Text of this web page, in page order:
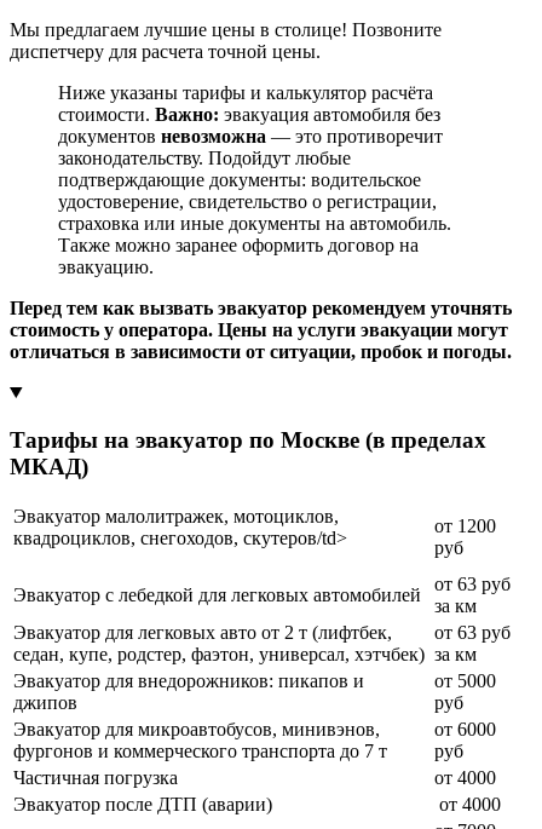
Мы предлагаем лучшие цены в столице! Позвоните
диспетчеру для расчета точной цены.
Ниже указаны тарифы и калькулятор расчёта
стоимости. Важно: эвакуация автомобиля без
документов невозможна — это противоречит
законодательству. Подойдут любые
подтверждающие документы: водительское
удостоверение, свидетельство о регистрации,
страховка или иные документы на автомобиль.
Также можно заранее оформить договор на
эвакуацию.
Перед тем как вызвать эвакуатор рекомендуем уточнять
стоимость у оператора. Цены на услуги эвакуации могут
отличаться в зависимости от ситуации, пробок и погоды.
Тарифы на эвакуатор по Москве (в пределах
МКАД)
Эвакуатор малолитражек, мотоциклов,
квадроциклов, снегоходов, скутеров/td>
от 1200
руб
Эвакуатор с лебедкой для легковых автомобилей
от 63 руб
за км
Эвакуатор для легковых авто от 2 т (лифтбек,
седан, купе, родстер, фаэтон, универсал, хэтчбек)
от 63 руб
за км
Эвакуатор для внедорожников: пикапов и
джипов
от 5000
руб
Эвакуатор для микроавтобусов, минивэнов,
фургонов и коммерческого транспорта до 7 т
от 6000
руб
Частичная погрузка
от 4000
Эвакуатор после ДТП (аварии)
от 4000